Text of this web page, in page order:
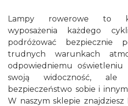
Lampy rowerowe to
wyposażenia każdego
podróżować
trudnych warunkach
odpowiedniemu oświetleniu
swoją widoczność, ale
bezpieczeństwo sobie i
W naszym sklepie znajdziesz